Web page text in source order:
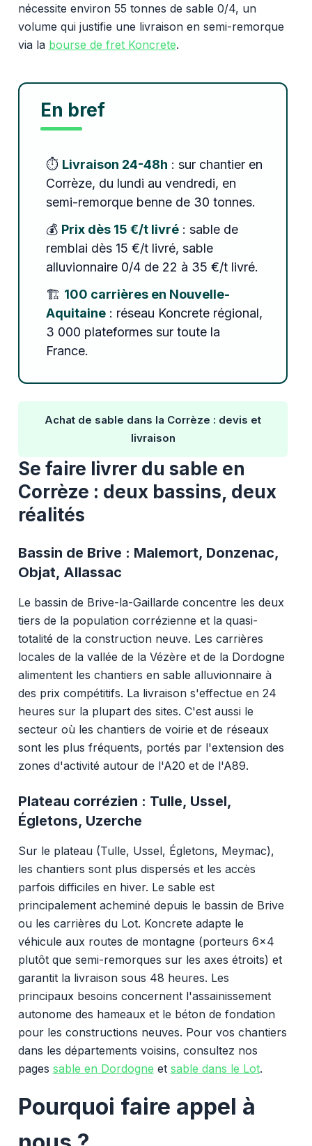
nécessite environ 55 tonnes de sable 0/4, un
volume qui justifie une livraison en semi-remorque
via la bourse de fret Koncrete.
En bref
⏱️ Livraison 24-48h : sur chantier en
Corrèze, du lundi au vendredi, en
semi-remorque benne de 30 tonnes.
💰 Prix dès 15 €/t livré: sable de
remblai dès 15 €/t livré, sable
alluvionnaire 0/4 de 22 à 35 €/t livré.
🏗️ 100 carrières en Nouvelle-
Aquitaine: réseau Koncrete régional,
3 000 plateformes sur toute la
France.
Achat de sable dans la Corrèze : devis et
livraison
Se faire livrer du sable en
Corrèze : deux bassins, deux
réalités
Bassin de Brive : Malemort, Donzenac,
Objat, Allassac
Le bassin de Brive-la-Gaillarde concentre les deux
tiers de la population corrézienne et la quasi-
totalité de la construction neuve. Les carrières
locales de la vallée de la Vézère et de la Dordogne
alimentent les chantiers en sable alluvionnaire à
des prix compétitifs. La livraison s'effectue en 24
heures sur la plupart des sites. C'est aussi le
secteur où les chantiers de voirie et de réseaux
sont les plus fréquents, portés par l'extension des
zones d'activité autour de l'A20 et de l'A89.
Plateau corrézien : Tulle, Ussel,
Égletons, Uzerche
Sur le plateau (Tulle, Ussel, Égletons, Meymac),
les chantiers sont plus dispersés et les accès
parfois difficiles en hiver. Le sable est
principalement acheminé depuis le bassin de Brive
ou les carrières du Lot. Koncrete adapte le
véhicule aux routes de montagne (porteurs 6x4
plutôt que semi-remorques sur les axes étroits) et
garantit la livraison sous 48 heures. Les
principaux besoins concernent l'assainissement
autonome des hameaux et le béton de fondation
pour les constructions neuves. Pour vos chantiers
dans les départements voisins, consultez nos
pages sable en Dordogne et sable dans le Lot.
Pourquoi faire appel à